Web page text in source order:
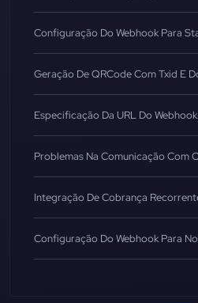
Configuração Do Webhook Para
Geração De QRCode Com Txid E
Especificação Da URL Do
Problemas Na Comunicação Com
Integração De Cobrança
Configuração Do Webhook Para